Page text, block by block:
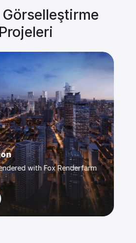
Projeleri
with Fox Renderfarm